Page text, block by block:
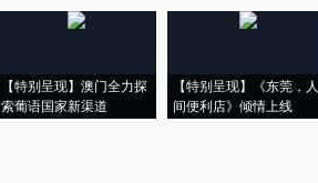
【特别呈现】澳门全力探
索葡语国家新渠道
【特别呈现】《东莞，人
间便利店》倾情上线